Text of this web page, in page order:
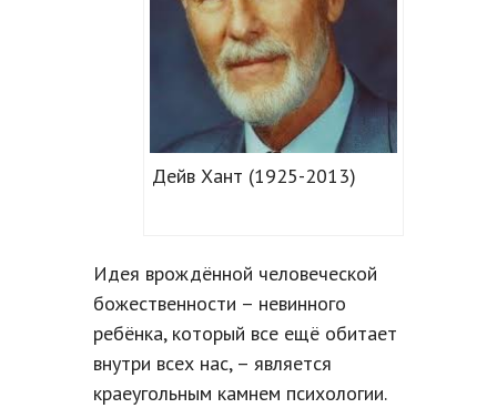
Дейв Хант (1925-2013)
Идея врождённой человеческой
божественности – невинного
ребёнка, который все ещё обитает
внутри всех нас, – является
краеугольным камнем психологии.